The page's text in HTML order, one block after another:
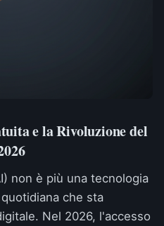
e la Rivoluzione del
non è più una tecnologia
che sta
Nel 2026, l'accesso